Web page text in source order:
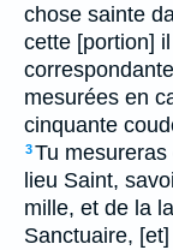
chose sainte
cette [portion]
mesurées en
cinquante
3Tu
lieu Saint,
mille, et de la
Sanctuaire,